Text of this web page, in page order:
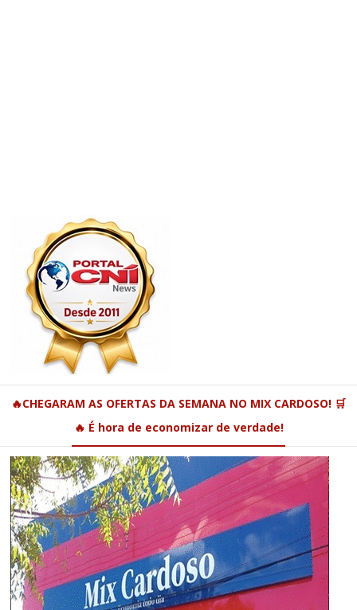
🔥CHEGARAM AS OFERTAS DA SEMANA NO MIX CARDOSO! 🛒
🔥 É hora de economizar de verdade!